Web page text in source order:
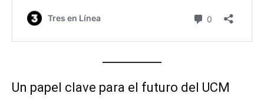
Un papel clave para el futuro del UCM